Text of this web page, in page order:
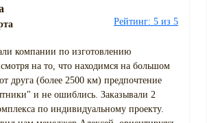
Рейтинг: 5 из 5
компании по изготовлению
на то, что находимся на большом
друга (более 2500 км) предпочтение
и не ошиблись. Заказывали 2
по индивидуальному проекту.